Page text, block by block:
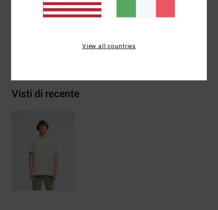
Composizione[Tessuto principale] 100% cotone
Visti di recente
View all countries